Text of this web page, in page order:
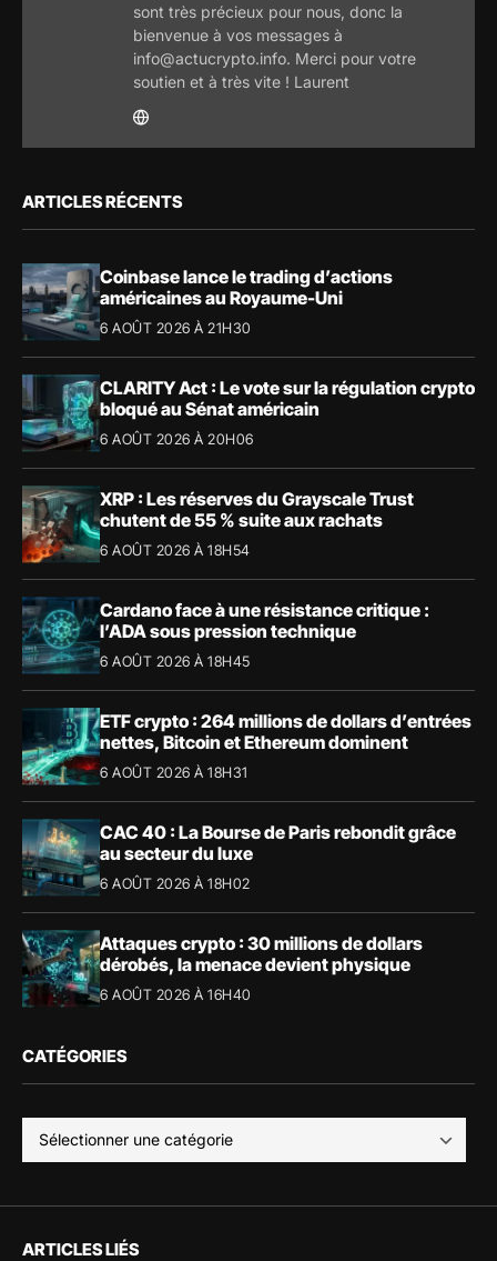
sont très précieux pour nous, donc la
bienvenue à vos messages à
info@actucrypto.info. Merci pour votre
soutien et à très vite ! Laurent
ARTICLES RÉCENTS
Coinbase lance le trading d’actions
américaines au Royaume-Uni
6 AOÛT 2026 À 21H30
CLARITY Act : Le vote sur la régulation crypto
bloqué au Sénat américain
6 AOÛT 2026 À 20H06
XRP : Les réserves du Grayscale Trust
chutent de 55 % suite aux rachats
6 AOÛT 2026 À 18H54
Cardano face à une résistance critique :
l’ADA sous pression technique
6 AOÛT 2026 À 18H45
ETF crypto : 264 millions de dollars d’entrées
nettes, Bitcoin et Ethereum dominent
6 AOÛT 2026 À 18H31
CAC 40 : La Bourse de Paris rebondit grâce
au secteur du luxe
6 AOÛT 2026 À 18H02
Attaques crypto : 30 millions de dollars
dérobés, la menace devient physique
6 AOÛT 2026 À 16H40
CATÉGORIES
ARTICLES LIÉS